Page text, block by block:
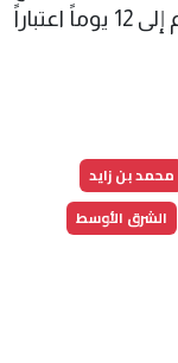
الروسية، ولاحقاً قلص المهلة إلى 10 ثم إلى 12 يوماً اعتباراً
محمد بن زايد
الشرق الأوسط